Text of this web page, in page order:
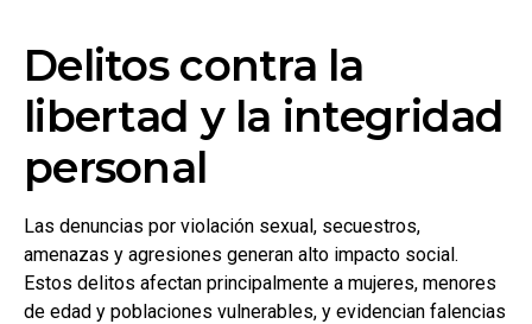
Delitos contra la
libertad y la integridad
personal
Las denuncias por violación sexual, secuestros,
amenazas y agresiones generan alto impacto social.
Estos delitos afectan principalmente a mujeres, menores
de edad y poblaciones vulnerables, y evidencian falencias